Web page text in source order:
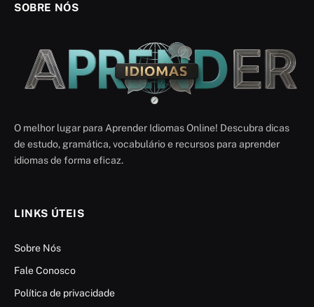
SOBRE NÓS
O melhor lugar para Aprender Idiomas Online! Descubra dicas
de estudo, gramática, vocabulário e recursos para aprender
idiomas de forma eficaz.
LINKS ÚTEIS
Sobre Nós
Fale Conosco
Política de privacidade